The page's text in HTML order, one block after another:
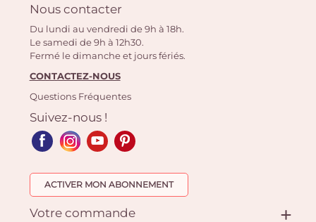
Nous contacter
Du lundi au vendredi de 9h à 18h.
Le samedi de 9h à 12h30.
Fermé le dimanche et jours fériés.
CONTACTEZ-NOUS
Questions Fréquentes
Suivez-nous !
ACTIVER MON ABONNEMENT
Votre commande